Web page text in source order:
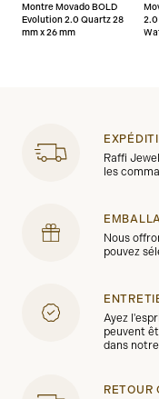
Montre Movado BOLD
Evolution 2.0 Quartz 28
mm x 26 mm
2.0
Raffi
les
Nous
pouvez
Ayez
peuvent
dans
RETOUR